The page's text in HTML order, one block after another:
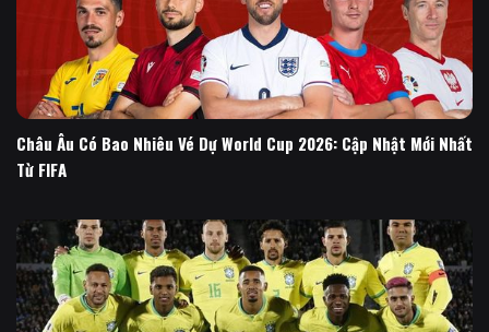
Châu Âu Có Bao Nhiêu Vé Dự World Cup 2026: Cập Nhật Mới Nhất
Từ FIFA